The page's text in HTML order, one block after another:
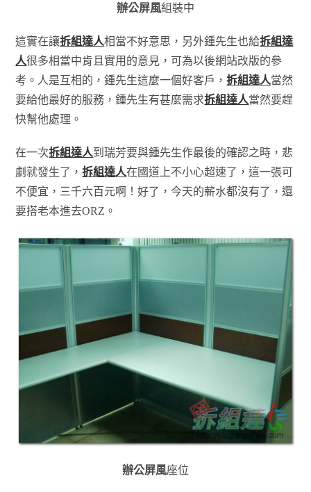
辦公屏風組裝中
這實在讓拆組達人相當不好意思，另外鍾先生也給拆組達
人很多相當中肯且實用的意見，可為以後網站改版的參
考。人是互相的，鍾先生這麼一個好客戶，拆組達人當然
要給他最好的服務，鍾先生有甚麼需求拆組達人當然要趕
快幫他處理。
在一次拆組達人到瑞芳要與鍾先生作最後的確認之時，悲
劇就發生了，拆組達人在國道上不小心超速了，這一張可
不便宜，三千六百元啊！好了，今天的薪水都沒有了，還
要搭老本進去ORZ。
辦公屏風座位